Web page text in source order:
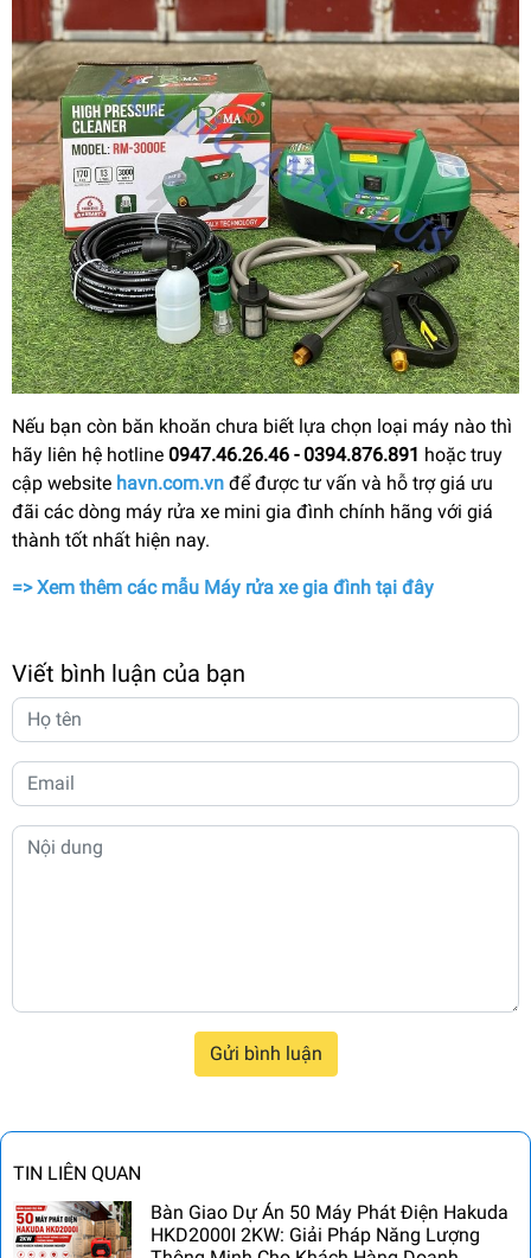
TIN LIÊN QUAN
Bàn Giao Dự Án 50 Máy Phát Điện Hakuda
HKD2000I 2KW: Giải Pháp Năng Lượng
Nếu bạn còn băn khoăn chưa biết lựa chọn loại máy nào thì
hãy liên hệ hotline 0947.46.26.46 - 0394.876.891 hoặc truy
cập website havn.com.vn để được tư vấn và hỗ trợ giá ưu
đãi các dòng máy rửa xe mini gia đình chính hãng với giá
thành tốt nhất hiện nay.
=> Xem thêm các mẫu Máy rửa xe gia đình tại đây
Viết bình luận của bạn
Gửi bình luận